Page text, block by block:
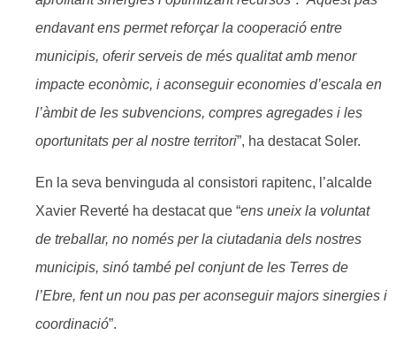
endavant ens permet reforçar la cooperació entre
municipis, oferir serveis de més qualitat amb menor
impacte econòmic, i aconseguir economies d’escala en
l’àmbit de les subvencions, compres agregades i les
oportunitats per al nostre territori”, ha destacat Soler.
En la seva benvinguda al consistori rapitenc, l’alcalde
Xavier Reverté ha destacat que “ens uneix la voluntat
de treballar, no només per la ciutadania dels nostres
municipis, sinó també pel conjunt de les Terres de
l’Ebre, fent un nou pas per aconseguir majors sinergies i
coordinació”.